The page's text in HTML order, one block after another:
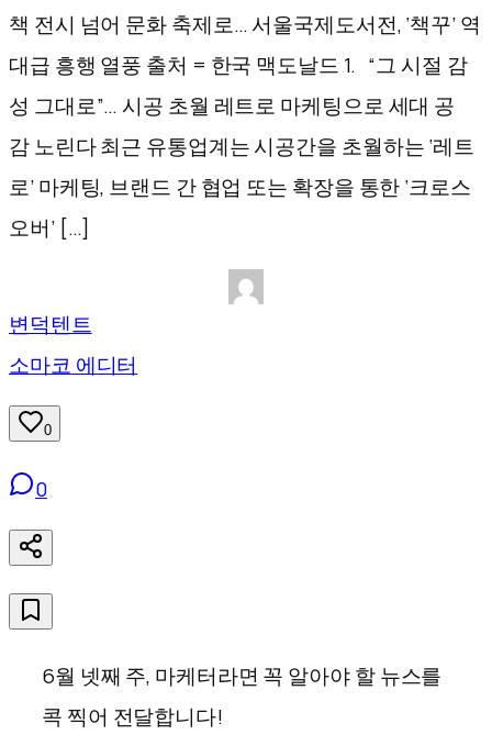
책 전시 넘어 문화 축제로… 서울국제도서전, ‘책꾸’ 역
대급 흥행 열풍 출처 = 한국 맥도날드 1. “그 시절 감
성 그대로”… 시공 초월 레트로 마케팅으로 세대 공
감 노린다 최근 유통업계는 시공간을 초월하는 ‘레트
로’ 마케팅, 브랜드 간 협업 또는 확장을 통한 ‘크로스
오버’ […]
변덕텐트
소마코 에디터
0
0
6월 넷째 주, 마케터라면 꼭 알아야 할 뉴스를
콕 찍어 전달합니다!